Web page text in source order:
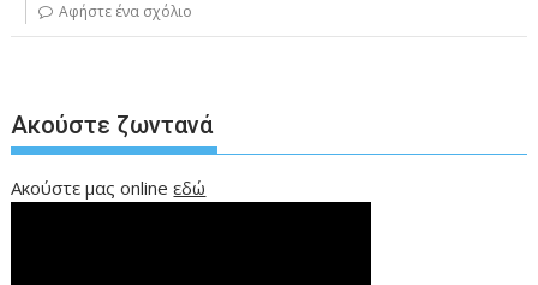
Αφήστε ένα σχόλιο
Ακούστε ζωντανά
Ακούστε μας onlineεδώ